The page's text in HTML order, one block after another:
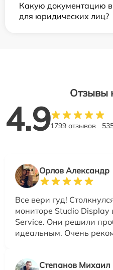
Какую документацию
для юридических лиц?
Отзывы
4.91799 отзывов
Орлов Александр
Все вери гуд!
мониторе Studio Display
Service. Они решили
идеальным. Очень
Степанов Михаил